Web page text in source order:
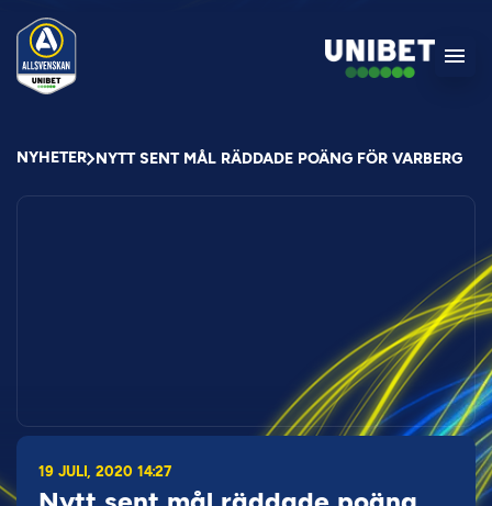
NYHETER NYTT SENT MÅL RÄDDADE POÄNG FÖR VARBERG
19 JULI, 2020 14:27